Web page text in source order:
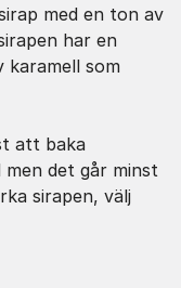
med en ton av
har en
karamell som
att baka
men det går minst
sirapen, välj